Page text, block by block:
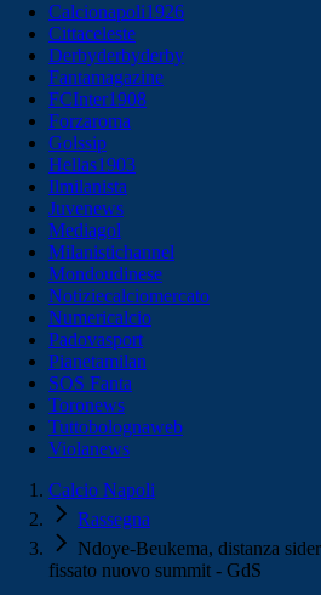
Calcionapoli1926
Cittaceleste
Derbyderbyderby
Fantamagazine
FCInter1908
Forzaroma
Golssip
Hellas1903
Ilmilanista
Juvenews
Mediagol
Milanistichannel
Mondoudinese
Notiziecalciomercato
Numericalcio
Padovasport
Pianetamilan
SOS Fanta
Toronews
Tuttobolognaweb
Violanews
Calcio Napoli
Rassegna
Ndoye-Beukema, distanza
fissato nuovo summit - GdS